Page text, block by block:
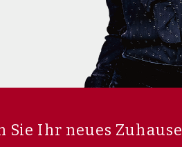
Sie Ihr neues Zuhause